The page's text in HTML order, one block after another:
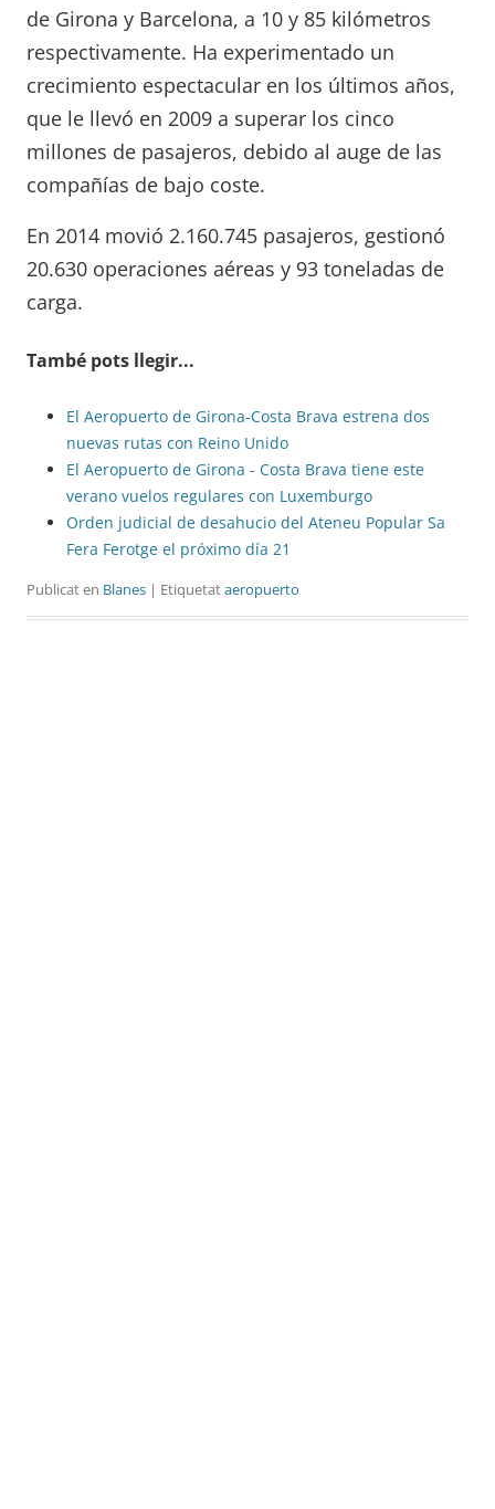
de Girona y Barcelona, a 10 y 85 kilómetros
respectivamente. Ha experimentado un
crecimiento espectacular en los últimos años,
que le llevó en 2009 a superar los cinco
millones de pasajeros, debido al auge de las
compañías de bajo coste.
En 2014 movió 2.160.745 pasajeros, gestionó
20.630 operaciones aéreas y 93 toneladas de
carga.
També pots llegir...
El Aeropuerto de Girona-Costa Brava estrena dos
nuevas rutas con Reino Unido
El Aeropuerto de Girona - Costa Brava tiene este
verano vuelos regulares con Luxemburgo
Orden judicial de desahucio del Ateneu Popular Sa
Fera Ferotge el próximo día 21
Publicat en Blanes | Etiquetataeropuerto